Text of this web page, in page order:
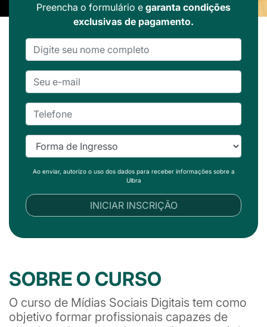
Preencha o formulário e garanta condições
exclusivas de pagamento.
Ao enviar, autorizo o uso dos dados para receber informações sobre a
Ulbra
INICIAR INSCRIÇÃO
SOBRE O CURSO
O curso de Mídias Sociais Digitais tem como
objetivo formar profissionais capazes de